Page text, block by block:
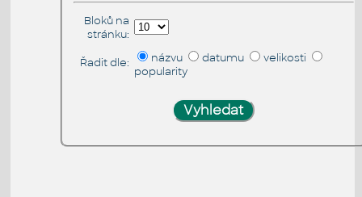
Bloků na
stránku:
Řadit dle: názvu datumu
velikosti
popularity